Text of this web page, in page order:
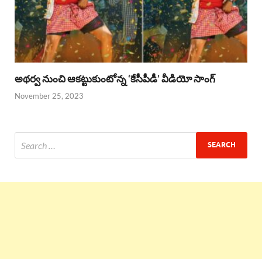
అథర్వ నుంచి ఆకట్టుకుంటోన్న ‘కేసీపీడీ’ వీడియో సాంగ్
November 25, 2023